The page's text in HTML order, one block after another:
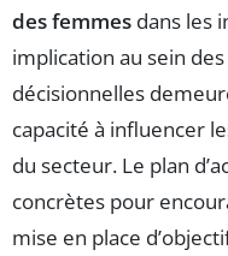
des femmes dans les
implication au sein
décisionnelles
capacité à influencer
du secteur. Le plan
concrètes pour
mise en place